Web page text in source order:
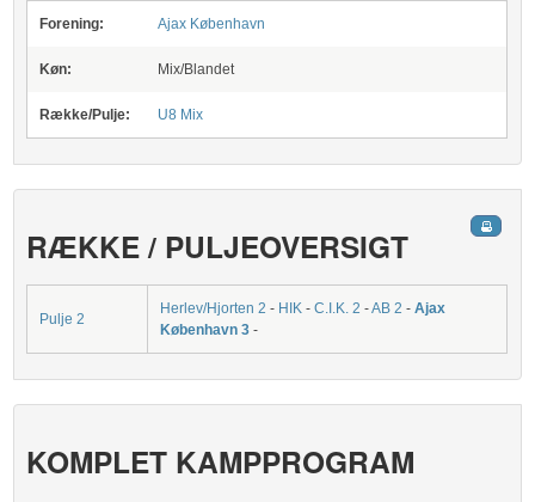
Forening: Ajax København
Køn: Mix/Blandet
Række/Pulje: U8 Mix
RÆKKE / PULJEOVERSIGT
Pulje 2
Herlev/Hjorten 2 - HIK -C.I.K. 2 -AB 2 -Ajax
København 3 -
KOMPLET KAMPPROGRAM